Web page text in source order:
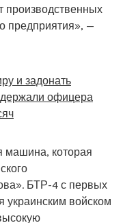
производственных
предприятия», —
и задонать
офицера
которая
БТР-4 с первых
украинским войском